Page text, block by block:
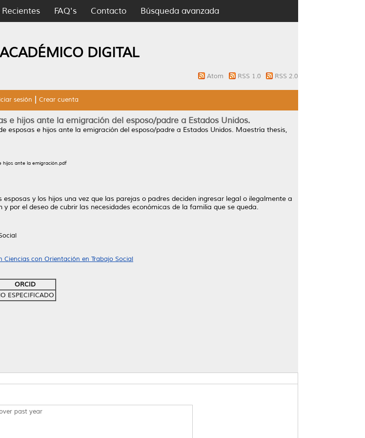
FAQ's Contacto Búsqueda avanzada
DIGITAL
Atom RSS 1.0 RSS 2.0
sesión Crear cuenta
e hijos ante la emigración del esposo/padre a Estados Unidos.
esposas e hijos ante la emigración del esposo/padre a Estados Unidos. Maestría thesis,
hijos ante la emigración.pdf
y los hijos una vez que las parejas o padres deciden ingresar legal o ilegalmente a
por el deseo de cubrir las necesidades económicas de la familia que se queda.
con Orientación en Trabajo Social
ORCID
ESPECIFICADO
past year